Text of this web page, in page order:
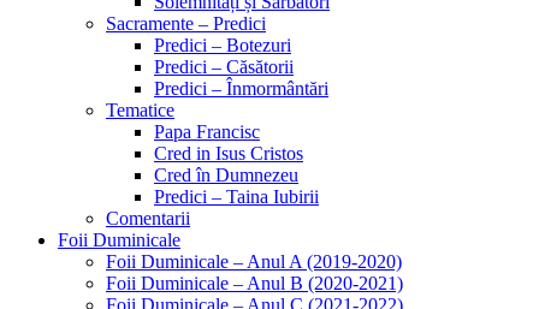
Sacramente – Predici
Predici – Botezuri
Predici – Căsătorii
Predici – Înmormântări
Tematice
Papa Francisc
Cred in Isus Cristos
Cred în Dumnezeu
Predici – Taina Iubirii
Comentarii
Foii Duminicale
Foii Duminicale – Anul A (2019-2020)
Foii Duminicale – Anul B (2020-2021)
Foii Duminicale – Anul C (2021-2022)